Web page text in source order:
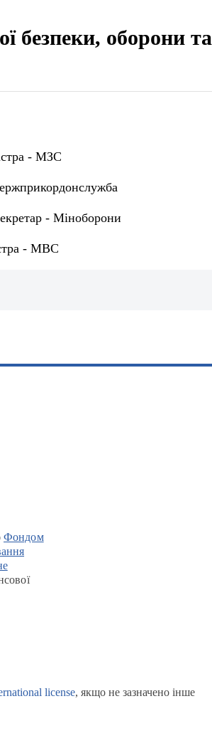
безпеки, оборони та
- МЗС
- Міноборони
- МВС
Фондом
license, якщо не зазначено інше